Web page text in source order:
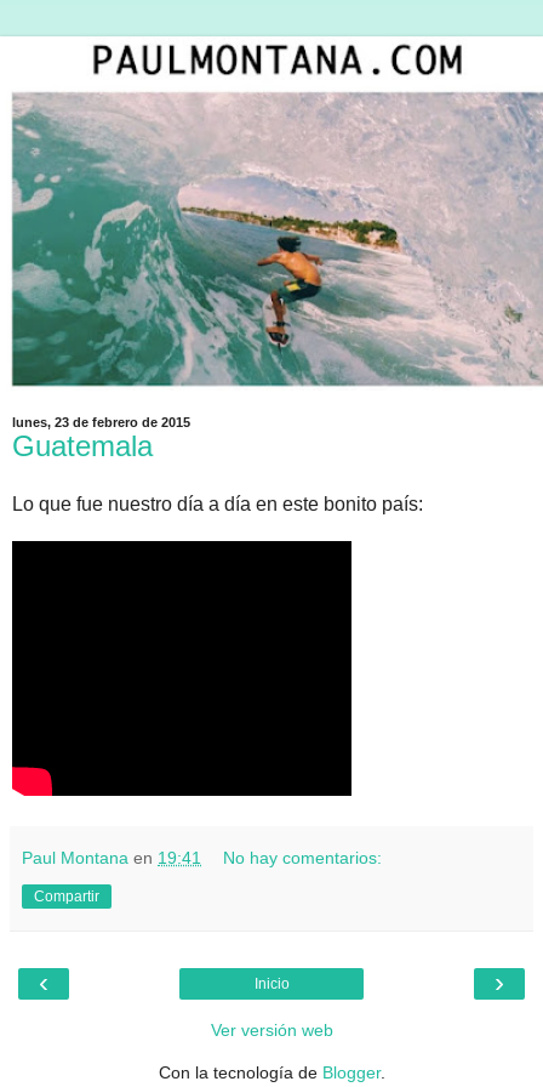
lunes, 23 de febrero de 2015
Guatemala
Lo que fue nuestro día a día en este bonito país:
Paul Montana en 19:41 No hay comentarios:
Compartir
‹ ›
Inicio
Ver versión web
Con la tecnología de Blogger.